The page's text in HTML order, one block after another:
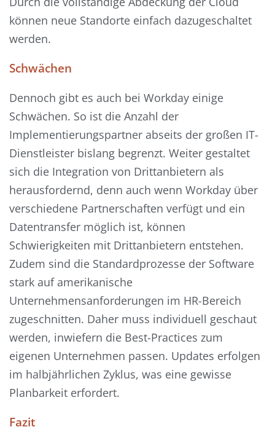
können neue Standorte einfach dazugeschaltet
werden.
Schwächen
Dennoch gibt es auch bei Workday einige
Schwächen. So ist die Anzahl der
Implementierungspartner abseits der großen IT-
Dienstleister bislang begrenzt. Weiter gestaltet
sich die Integration von Drittanbietern als
herausfordernd, denn auch wenn Workday über
verschiedene Partnerschaften verfügt und ein
Datentransfer möglich ist, können
Schwierigkeiten mit Drittanbietern entstehen.
Zudem sind die Standardprozesse der Software
stark auf amerikanische
Unternehmensanforderungen im HR-Bereich
zugeschnitten. Daher muss individuell geschaut
werden, inwiefern die Best-Practices zum
eigenen Unternehmen passen. Updates erfolgen
im halbjährlichen Zyklus, was eine gewisse
Planbarkeit erfordert.
Fazit